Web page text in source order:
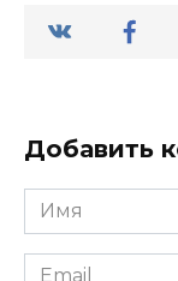
Добавить
Имя
*
Email